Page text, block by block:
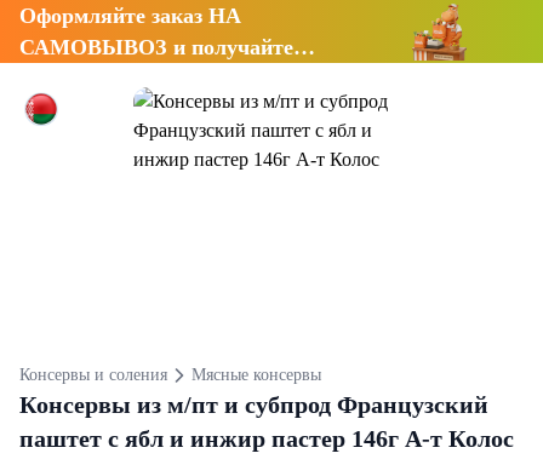
Оформляйте заказ НА
САМОВЫВОЗ и получайте
Консервы и соления Мясные консервы
Консервы из м/пт и субпрод Французский
паштет с ябл и инжир пастер 146г А-т Колос